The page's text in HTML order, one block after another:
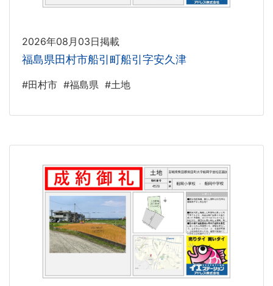
2026年08月03日掲載
福島県田村市船引町船引字安久津
#田村市 #福島県 #土地